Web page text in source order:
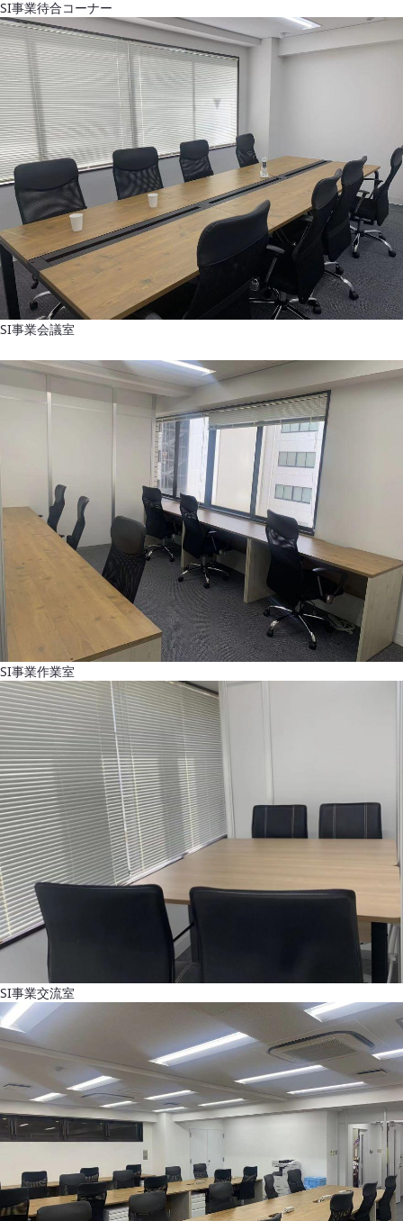
SI事業待合コーナー
SI事業会議室
SI事業作業室
SI事業交流室